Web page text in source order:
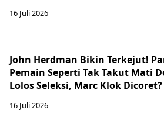
16 Juli 2026
John Herdman Bikin Terkejut!
Pemain Seperti Tak Takut Mati
Lolos Seleksi, Marc Klok Dicoret?
16 Juli 2026